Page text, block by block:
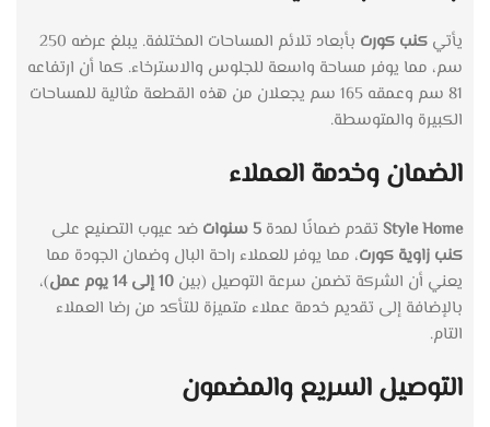
يأتي كنب كورت
بأبعاد تلائم المساحات المختلفة. يبلغ عرضه 250
سم، مما يوفر مساحة واسعة للجلوس والاسترخاء. كما أن ارتفاعه
81 سم وعمقه 165 سم يجعلان من هذه القطعة مثالية للمساحات
الكبيرة والمتوسطة.
الضمان وخدمة العملاء
Style Home تقدم ضمانًا لمدة 5 سنوات
ضد عيوب التصنيع على
كنب زاوية كورت، مما يوفر للعملاء راحة البال وضمان الجودة مما
يعني أن الشركة تضمن سرعة التوصيل (بين 10 إلى 14 يوم عمل
)،
بالإضافة إلى تقديم خدمة عملاء متميزة للتأكد من رضا العملاء
التام.
التوصيل السريع والمضمون